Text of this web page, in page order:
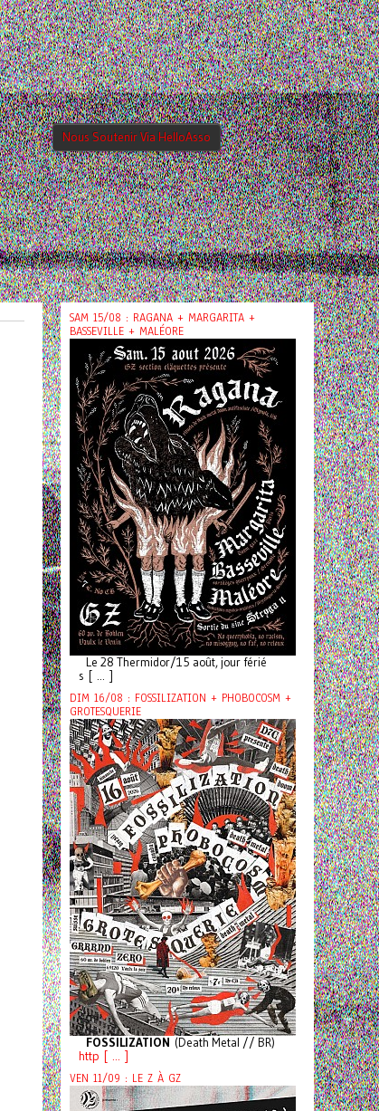
Nous Soutenir Via HelloAsso
SAM 15/08 : RAGANA + MARGARITA +
BASSEVILLE + MALÉORE
Le 28 Thermidor/15 août, jour férié
s [ ... ]
DIM 16/08 : FOSSILIZATION + PHOBOCOSM +
GROTESQUERIE
FOSSILIZATION (Death Metal // BR)
http [ ... ]
VEN 11/09 : LE Z À GZ